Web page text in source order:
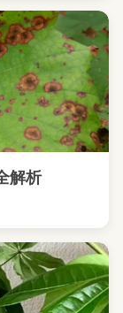
解析